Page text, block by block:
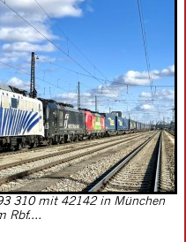
310 mit 42142 in München
Rbf....